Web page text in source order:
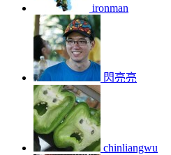
ironman
閃亮亮
chinliangwu